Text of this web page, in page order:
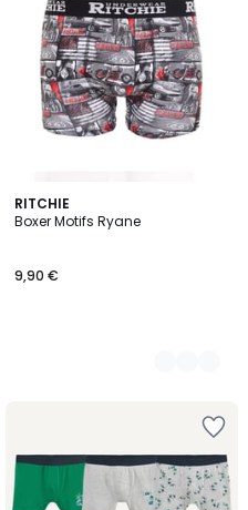
RITCHIE
Boxer Motifs Ryane
9,90 €
3
Couleurs